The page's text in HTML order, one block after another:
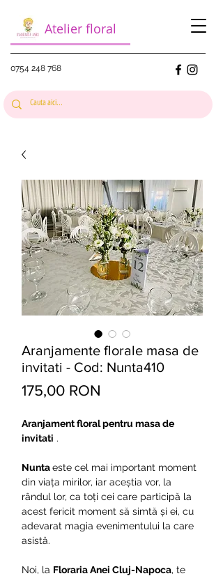
0754 248 768
Atelier floral
Aranjamente florale masa de
invitati - Cod: Nunta410
175,00 RON
Aranjament floral pentru masa de
invitati .
Nuntaeste cel mai important moment
din viața mirilor, iar aceștia vor, la
rândul lor, ca toți cei care participă la
acest fericit moment să simtă și ei, cu
adevarat magia evenimentului la care
asistă.
Noi, la Floraria Anei Cluj-Napoca, te